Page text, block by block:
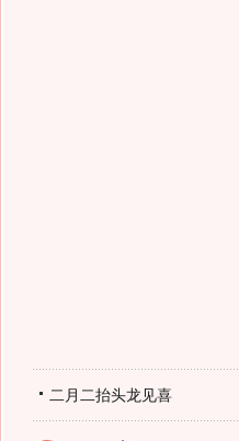
二月二抬头龙见喜